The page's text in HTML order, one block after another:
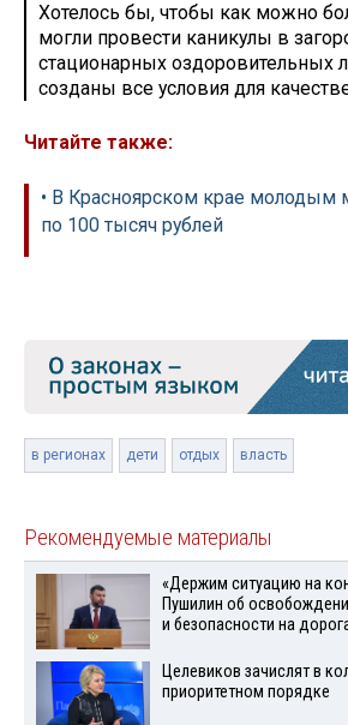
Хотелось бы, чтобы как можно
могли провести каникулы в
стационарных оздоровительных
созданы все условия для
Читайте также:
• В Красноярском крае
по 100 тысяч рублей
в регионах дети отдых власть
Рекомендуемые материалы
«Держим ситуацию на
Пушилин об
и безопасности на
Целевиков зачислят в
приоритетном порядке